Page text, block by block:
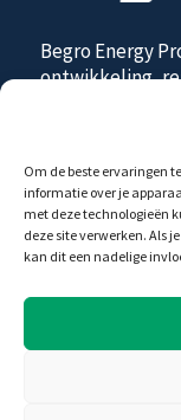
Om de beste ervaringen
informatie over je
met deze technologieën
deze site verwerken. Als
kan dit een nadelige
Begro Energy
ontwikkeling,
samenwerking
Begro Energy
Agrico Gebouw
Duit 15
8305 BB